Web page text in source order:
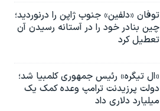
توفان «دلفین» جنوب ژاپن را درنوردید؛
چین بنادر خود را در آستانه رسیدن آن
تعطیل کرد
«ال تیگره» رئیس جمهوری کلمبیا شد؛
دولت پرزیدنت ترامپ وعده کمک یک
میلیارد دلاری داد